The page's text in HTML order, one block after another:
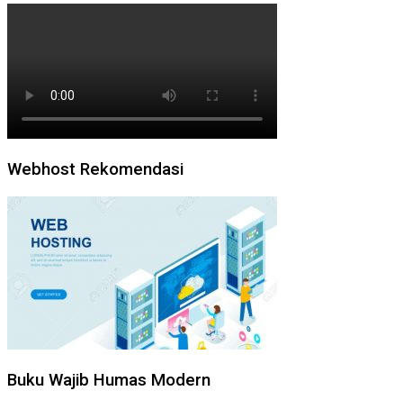
Webhost Rekomendasi
Buku Wajib Humas Modern